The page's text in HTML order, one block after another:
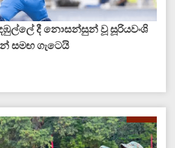
දී නොසන්සුන් වූ සූරියවංශි
සමඟ ගැටෙයි